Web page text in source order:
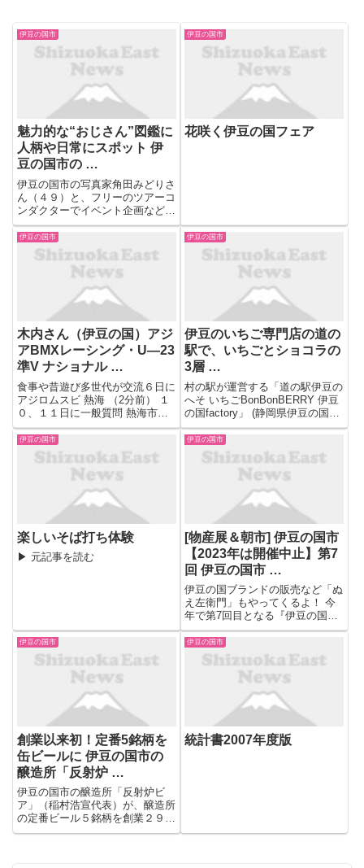
伊豆の国市
魅力的な“おじさん”図鑑に
人柄や日常にスポット 伊
豆の国市の …
伊豆の国市の写真家角田みどりさ
ん（４９）と、フリーのツアーコ
ンダクターでイベント企画なども
手がける函南町の足立寿枝さん
（５０）＝活動名・めぐることほ
ぐ＝が、静岡県東部の“普通のお
じさん& ... 47NEWSに掲載の記
事・写真の無断転載を禁...
伊豆の国市
花咲く伊豆の国フェア
伊豆の国市
木内さん（伊豆の国）アジ
アBMXレーシング・U―23
準V ナショナル …
食事や昔遊び多世代が交流６日に
アジロムスビ 熱海 （2分前） １
０、１１日に一般質問 熱海市議
会定例会 （2分前） 来春の町長
選への出馬明言せず 岩井・東伊
豆町長 （2分前） 東伊豆町議会
１２月定例会開会 一般質問は５
人 （2分前） 南伊豆...
伊豆の国市
伊豆のいちご専門店の道の
駅で、いちごとショコラの
3層 …
村の駅が運営する「道の駅伊豆の
へそ いちごBonBonBERRY 伊豆
の国factory」 (静岡県伊豆の国市)
は2月1日、「いちごのバウムク
ーヘンショコラ」 (1,944円)を数
量限定で発売した。
伊豆の国市
楽しいそば打ち体験
▶ 元記事を読む
伊豆の国市
[物産展＆朝市] 伊豆の国市
【2023年は開催中止】第7
回 伊豆の国市 …
伊豆の国ブランドの販売など「ぬ
え左衛門」もやってくるよ！ 今
年で第7回目となる『伊豆の国市
商工会 産業振興祭』をアピタ大
仁店の北側駐車場で10月27日
（日）に開催します。 伊豆の国
ブランドを中心とした伊豆の国市
内の美味しい食品や、静岡県知
伊豆の国市
創業以来初！定番5銘柄を
缶ビールに 伊豆の国市の
醸造所「反射炉 …
伊豆の国市の醸造所「反射炉ビ
ア」（稲村浩宣代表）が、醸造所
の定番ビール５銘柄を創業２９年
で初めて缶にして販売した。ボト
伊豆の国市
統計書2007年度版